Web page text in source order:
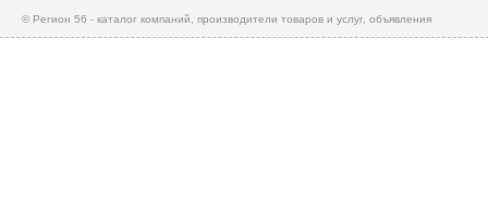
© Регион 56 - каталог компаний, производители товаров и услуг, объявления